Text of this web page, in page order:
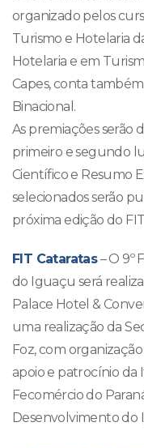
organizado pelos
Turismo e Hotelaria
Hotelaria e em
Capes, conta
Binacional.
As premiações serão
primeiro e segundo
Científico e Resumo
selecionados serão
próxima edição do
FIT Cataratas– O 9º
do Iguaçu será
Palace Hotel &
uma realização da
Foz, com
apoio e patrocínio da
Fecomércio do
Desenvolvimento